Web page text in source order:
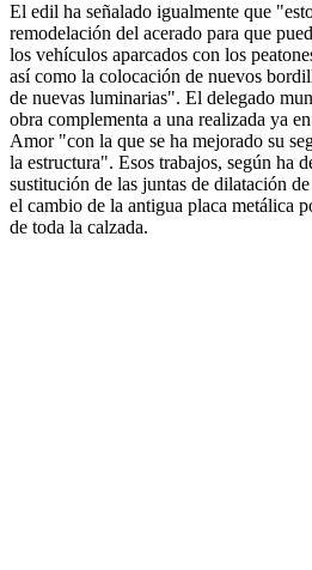
El edil ha señalado igualmente que
remodelación del acerado para que
los vehículos aparcados con los
así como la colocación de nuevos
de nuevas luminarias". El delegado
obra complementa a una realizada ya
Amor "con la que se ha mejorado su
la estructura". Esos trabajos, según ha
sustitución de las juntas de dilatación
el cambio de la antigua placa metálica
de toda la calzada.